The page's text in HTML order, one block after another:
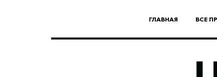
ГЛАВНАЯ ВСЕ